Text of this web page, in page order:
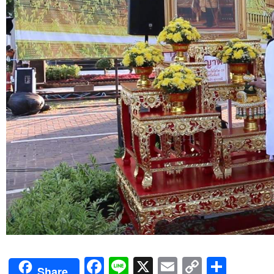
Facebook
Line
X Email
Copy